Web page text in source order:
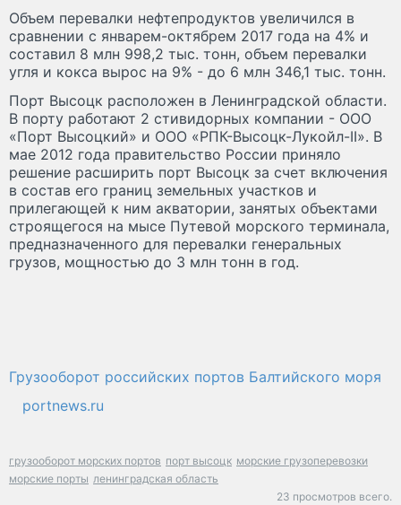
Объем перевалки нефтепродуктов увеличился в
сравнении с январем-октябрем 2017 года на 4% и
составил 8 млн 998,2 тыс. тонн, объем перевалки
угля и кокса вырос на 9% - до 6 млн 346,1 тыс. тонн.
Порт Высоцк расположен в Ленинградской области.
В порту работают 2 стивидорных компании - ООО
«Порт Высоцкий» и ООО «РПК-Высоцк-Лукойл-II». В
мае 2012 года правительство России приняло
решение расширить порт Высоцк за счет включения
в состав его границ земельных участков и
прилегающей к ним акватории, занятых объектами
строящегося на мысе Путевой морского терминала,
предназначенного для перевалки генеральных
грузов, мощностью до 3 млн тонн в год.
Грузооборот российских портов Балтийского моря
portnews.ru
грузооборот морских портов порт высоцк морские грузоперевозки
морские порты ленинградская область
23 просмотров всего.